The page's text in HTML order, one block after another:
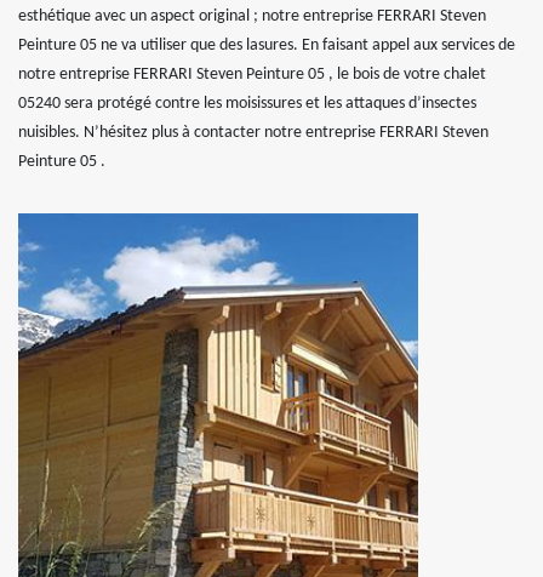
esthétique avec un aspect original ; notre entreprise FERRARI Steven
Peinture 05 ne va utiliser que des lasures. En faisant appel aux services de
notre entreprise FERRARI Steven Peinture 05 , le bois de votre chalet
05240 sera protégé contre les moisissures et les attaques d’insectes
nuisibles. N’hésitez plus à contacter notre entreprise FERRARI Steven
Peinture 05 .